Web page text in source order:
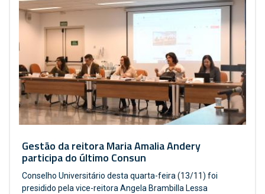
Gestão da reitora Maria Amalia Andery
participa do último Consun
Conselho Universitário desta quarta-feira (13/11) foi
presidido pela vice-reitora Angela Brambilla Lessa